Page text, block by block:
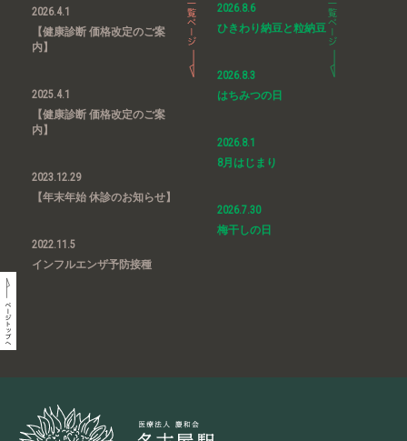
2026.4.1
【健康診断 価格改定のご案
内】
2025.4.1
【健康診断 価格改定のご案
内】
2023.12.29
【年末年始 休診のお知らせ】
2022.11.5
インフルエンザ予防接種
2026.8.6
ひきわり納豆と粒納豆
2026.8.3
はちみつの日
2026.8.1
8月はじまり
2026.7.30
梅干しの日